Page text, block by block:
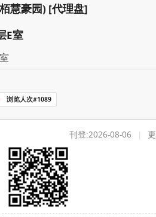
2 房 , 1 浴室 498 平方尺
2 房 , 1 浴室 498 平方尺
2 房 , 1 浴室 498 平方尺
慧豪园) [代理盘]
E室
浏览人次#1089
刊登:2026-08-06 |